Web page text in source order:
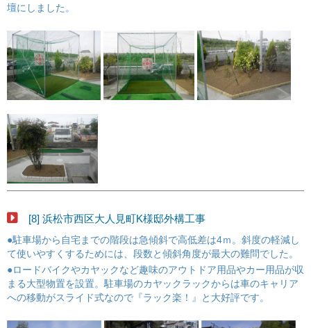
壇にしました。
[8] 浜松市西区大人見町K様邸外構工事
●駐車場から自宅までの階段は急傾斜で高低差は4ｍ。斜度の軽減し
て使いやすくするためには、段数と傾斜角度が最大の難問でした。
●ロードバイクやカヤックなど趣味のアウトドア用品やカー用品が収
まる大型物置を設置。駐車場のカヤックラックからは車のキャリア
への移動がスライド式なので『ラック楽！』と大好評です。